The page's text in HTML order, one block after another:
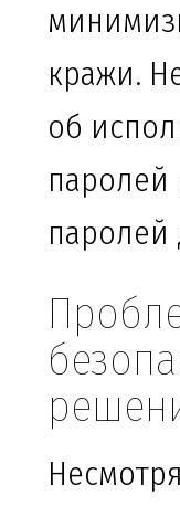
кражи.
об
паролей